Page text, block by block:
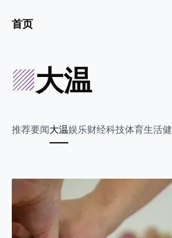
首页
大温
推荐 要闻 大温 娱乐 财经 科技 体育 生活